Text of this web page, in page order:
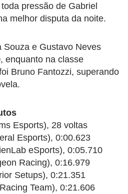
pressão de Gabriel
melhor disputa da noite.
Souza e Gustavo Neves
enquanto na classe
Bruno Fantozzi, superando
Esports), 28 voltas
Esports), 0:00.623
eSports), 0:05.710
Racing), 0:16.979
Setups), 0:21.351
Team), 0:21.606